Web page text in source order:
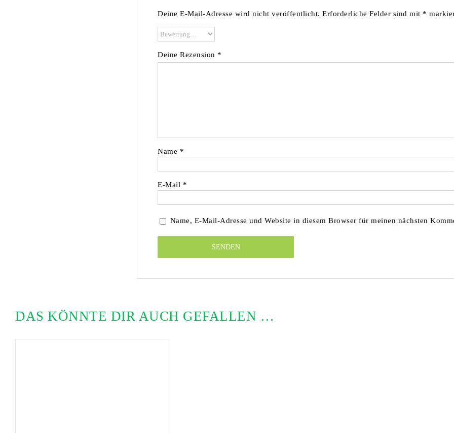
Deine E-Mail-Adresse wird nicht veröffentlicht. Erforderliche Felder sind mit *
Deine Rezension *
Name *
E-Mail *
Name, E-Mail-Adresse und Website in diesem Browser für meinen nächsten
DAS KÖNNTE DIR AUCH GEFALLEN …